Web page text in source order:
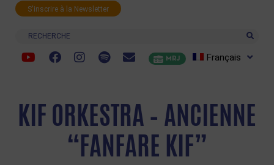
S'inscrire à la Newsletter
Recherche
MRJ Français
KIF ORKESTRA – ANCIENNE
“FANFARE KIF”